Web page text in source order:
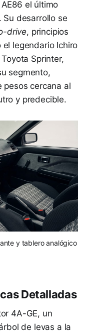
el último
Su desarrollo se
drive, principios
legendario Ichiro
Sprinter,
segmento,
pesos cercana al
y predecible.
y tablero analógico
Detalladas
4A-GE, un
de levas a la